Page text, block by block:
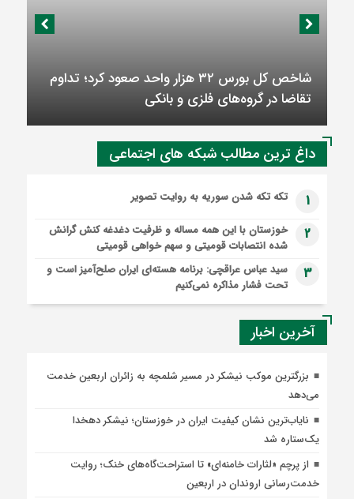
شاخص کل بورس ۳۲ هزار واحد صعود کرد؛ تداوم
تقاضا در گروه‌های فلزی و بانکی
داغ ترین مطالب شبکه های اجتماعی
1 تکه تکه شدن سوریه به روایت تصویر
2
خوزستان با این همه مساله و ظرفیت دغدغه کنش گرانش
شده انتصابات قومیتی و سهم خواهی قومیتی
3
سید عباس عراقچی: برنامه هسته‌ای ایران صلح‌آمیز است و
تحت فشار مذاکره نمی‌کنیم
آخرین اخبار
بزرگترین موکب نیشکر در مسیر شلمچه به زائران اربعین خدمت
می‌دهد
نایاب‌ترین نشان کیفیت ایران در خوزستان؛ نیشکر دهخدا
یک‌ستاره شد
از پرچم «لثارات خامنه‌ای» تا استراحت‌گاه‌های خنک؛ روایت
خدمت‌رسانی اروندان در اربعین